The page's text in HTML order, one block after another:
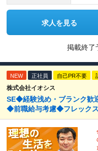
求人を見る
掲載終了
NEW 正社員 自己PR不要
株式会社イオシス
SE◆経験浅め・ブランク
◆前職給与考慮◆フレック